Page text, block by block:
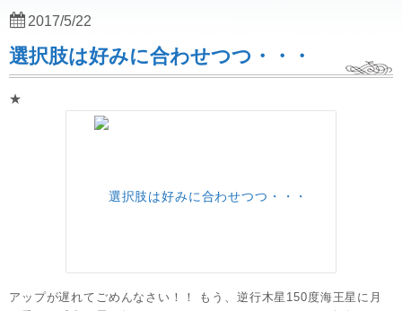
選択肢は好みに合わせつつ・・・
★
アップが遅れてごめんなさい！！ もう、逆行木星150度海王星に月
2017/5/22